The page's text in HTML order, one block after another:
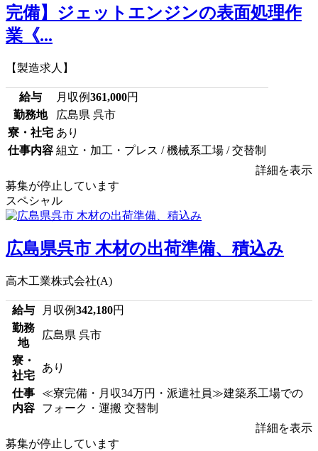
完備】ジェットエンジンの表面処理作
業《...
【製造求人】
給与 月収例361,000円
勤務地
広島県 呉市
寮・社宅 あり
仕事内容 組立・加工・プレス / 機械系工場 / 交替制
詳細を表示
募集が停止しています
スペシャル
広島県呉市 木材の出荷準備、積込み
高木工業株式会社(A)
給与 月収例342,180円
勤務
地
広島県 呉市
寮・
社宅
あり
仕事
内容
≪寮完備・月収34万円・派遣社員≫建築系工場での
フォーク・運搬 交替制
詳細を表示
募集が停止しています